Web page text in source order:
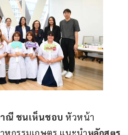
าณี ชนเห็นชอบ หัวหน้า